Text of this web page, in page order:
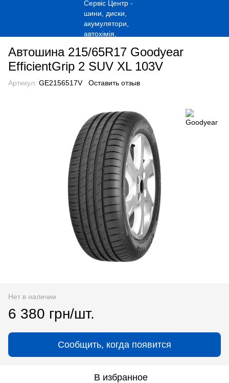
Автошина 215/65R17 Goodyear
EfficientGrip 2 SUV XL 103V
Артикул: GE2156517V Оставить отзыв
Нет в наличии
6 380 грн/шт.
Сообщить, когда появится
В избранное